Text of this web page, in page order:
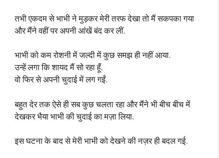
तभी एकदम से भाभी ने मुड़कर मेरी तरफ देखा तो मैं सकपका गया
और मैंने वहीं पर अपनी आंखें बंद कर लीं.
भाभी को कम रोशनी में जल्दी में कुछ समझ ही नहीं आया.
उन्हें लगा कि शायद मैं सो रहा हूँ.
वो फिर से अपनी चुदाई में लग गईं.
बहुत देर तक ऐसे ही सब कुछ चलता रहा और मैंने भी बीच बीच में
देखकर भैया भाभी की चुदाई का मज़ा लिया.
इस घटना के बाद से मेरी भाभी को देखने की नज़र ही बदल गई.